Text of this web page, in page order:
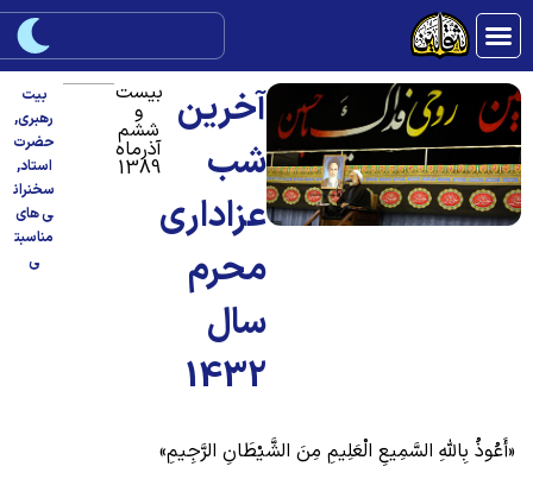
آخرین
شب
عزاداری
محرم
سال
1432
بیست
و
ششم
آذرماه
1389
بیت
رهبری,
حضرت
استاد,
سخنران
ی های
مناسبت
بِاللَّهِ السَّمِيعِ الْعَلِيمِ مِنَ الشَّيْطَانِ الرَّجِيمِ»